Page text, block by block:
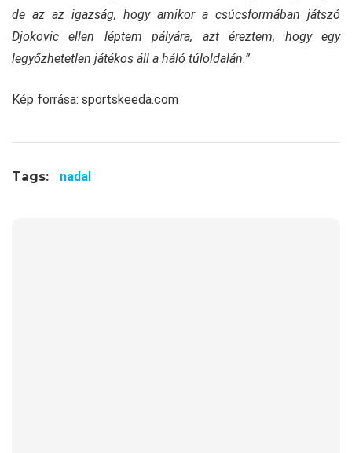
de az az igazság, hogy amikor a csúcsformában játszó
Djokovic ellen léptem pályára, azt éreztem, hogy egy
legyőzhetetlen játékos áll a háló túloldalán.”
Kép forrása: sportskeeda.com
Tags: nadal